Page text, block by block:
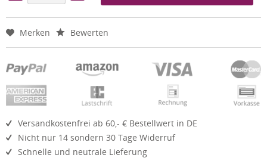
Merken Bewerten
Versandkostenfrei ab 60,- € Bestellwert in DE
Nicht nur 14 sondern 30 Tage Widerruf
Schnelle und neutrale Lieferung